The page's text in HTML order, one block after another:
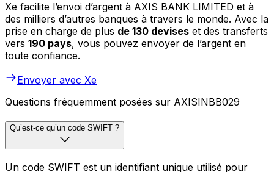
Xe facilite l’envoi d’argent à AXIS BANK LIMITED et à
des milliers d’autres banques à travers le monde. Avec la
prise en charge de plus de 130 devises et des transferts
vers 190 pays, vous pouvez envoyer de l’argent en
toute confiance.
Envoyer avec Xe
Questions fréquemment posées sur AXISINBB029
Qu’est-ce qu’un code SWIFT ?
Un code SWIFT est un identifiant unique utilisé pour